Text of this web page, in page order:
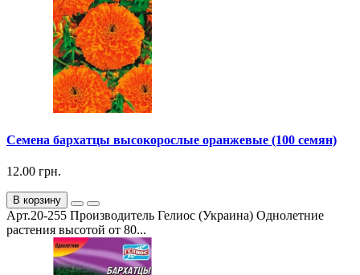
Семена бархатцы высокорослые оранжевые (100 семян)
12.00 грн.
В корзину
Арт.20-255 Производитель Гелиос (Украина) Однолетние
растения высотой от 80...